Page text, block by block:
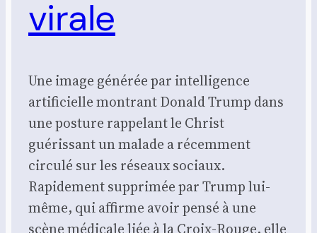
virale
Une image générée par intelligence
artificielle montrant Donald Trump dans
une posture rappelant le Christ
guérissant un malade a récemment
circulé sur les réseaux sociaux.
Rapidement supprimée par Trump lui-
même, qui affirme avoir pensé à une
scène médicale liée à la Croix-Rouge, elle